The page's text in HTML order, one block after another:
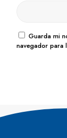
Guarda mi
navegador para